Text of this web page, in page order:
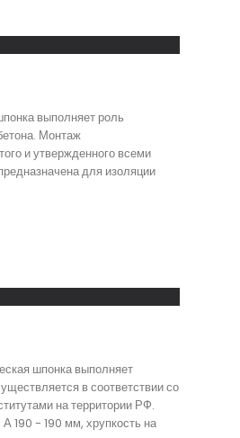
выполняет роль
Монтаж
и утвержденного всеми
для изоляции
шпонка выполняет
в соответствии со
на территории РФ.
190 - 190 мм, хрупкость на